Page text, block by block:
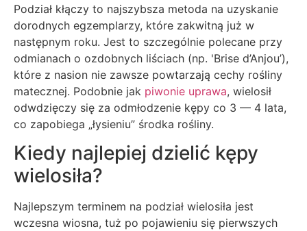
Podział kłączy to najszybsza metoda na uzyskanie
dorodnych egzemplarzy, które zakwitną już w
następnym roku. Jest to szczególnie polecane przy
odmianach o ozdobnych liściach (np. 'Brise d’Anjou’),
które z nasion nie zawsze powtarzają cechy rośliny
matecznej. Podobnie jak piwonie uprawa, wielosił
odwdzięczy się za odmłodzenie kępy co 3 — 4 lata,
co zapobiega „łysieniu” środka rośliny.
Kiedy najlepiej dzielić kępy
wielosiła?
Najlepszym terminem na podział wielosiła jest
wczesna wiosna, tuż po pojawieniu się pierwszych